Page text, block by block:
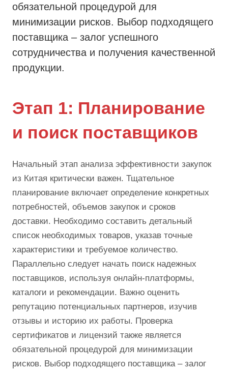
обязательной процедурой для
минимизации рисков. Выбор подходящего
поставщика – залог успешного
сотрудничества и получения качественной
продукции.
Этап 1: Планирование
и поиск поставщиков
Начальный этап анализа эффективности закупок
из Китая критически важен. Тщательное
планирование включает определение конкретных
потребностей, объемов закупок и сроков
доставки. Необходимо составить детальный
список необходимых товаров, указав точные
характеристики и требуемое количество.
Параллельно следует начать поиск надежных
поставщиков, используя онлайн-платформы,
каталоги и рекомендации. Важно оценить
репутацию потенциальных партнеров, изучив
отзывы и историю их работы. Проверка
сертификатов и лицензий также является
обязательной процедурой для минимизации
рисков. Выбор подходящего поставщика – залог